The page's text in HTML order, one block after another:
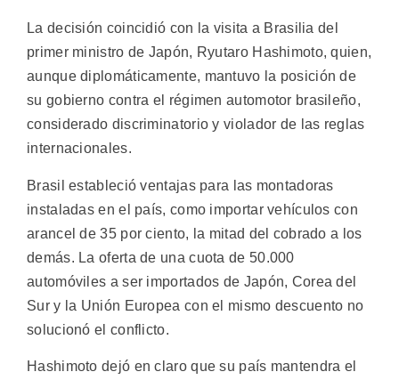
La decisión coincidió con la visita a Brasilia del
primer ministro de Japón, Ryutaro Hashimoto, quien,
aunque diplomáticamente, mantuvo la posición de
su gobierno contra el régimen automotor brasileño,
considerado discriminatorio y violador de las reglas
internacionales.
Brasil estableció ventajas para las montadoras
instaladas en el país, como importar vehículos con
arancel de 35 por ciento, la mitad del cobrado a los
demás. La oferta de una cuota de 50.000
automóviles a ser importados de Japón, Corea del
Sur y la Unión Europea con el mismo descuento no
solucionó el conflicto.
Hashimoto dejó en claro que su país mantendra el